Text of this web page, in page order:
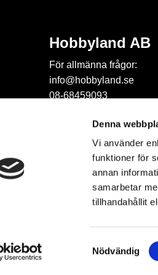
Denna
Vi använder
funktioner för
annan
samarbetar
tillhandahållit
a
Nödvändig
Hobbyland AB
För allmänna frågor:
info@hobbyland.se
08-68459093
order@hobbyland.se
08-68459093
vardagar mellan 9-11